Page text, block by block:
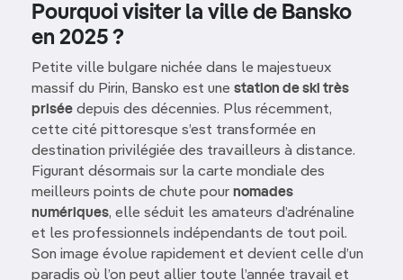
Pourquoi visiter la ville de Bansko
en 2025 ?
Petite ville bulgare nichée dans le majestueux
massif du Pirin, Bansko est une station de ski très
prisée depuis des décennies. Plus récemment,
cette cité pittoresque s’est transformée en
destination privilégiée des travailleurs à distance.
Figurant désormais sur la carte mondiale des
meilleurs points de chute pour nomades
numériques, elle séduit les amateurs d’adrénaline
et les professionnels indépendants de tout poil.
Son image évolue rapidement et devient celle d’un
paradis où l’on peut allier toute l’année travail et